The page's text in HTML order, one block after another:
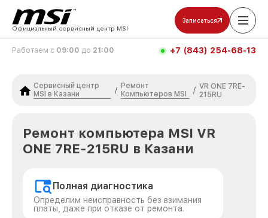
Официальный сервисный центр MSI
Записаться
Работаем с 09:00 до 21:00 +7 (843) 254-68-13
Сервисный центр
MSI в Казани
/
Ремонт
Компьютеров MSI
/ VR ONE 7RE-
215RU
Ремонт компьютера MSI VR
ONE 7RE-215RU в Казани
Полная диагностика
Определим неисправность без взимания
платы, даже при отказе от ремонта.